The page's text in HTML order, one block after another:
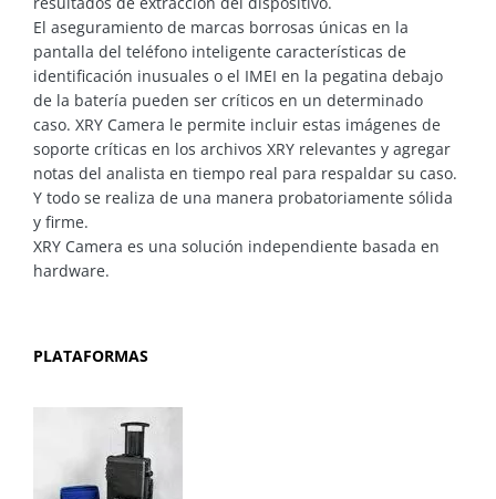
El aseguramiento de marcas borrosas únicas en la
pantalla del teléfono inteligente características de
identificación inusuales o el IMEI en la pegatina debajo
de la batería pueden ser críticos en un determinado
caso. XRY Camera le permite incluir estas imágenes de
soporte críticas en los archivos XRY relevantes y agregar
notas del analista en tiempo real para respaldar su caso.
Y todo se realiza de una manera probatoriamente sólida
y firme.
XRY Camera es una solución independiente basada en
hardware.
PLATAFORMAS